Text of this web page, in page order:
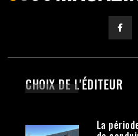
CHOIX DE L'ÉDITEUR
La